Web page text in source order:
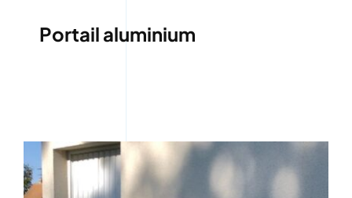
Portail aluminium